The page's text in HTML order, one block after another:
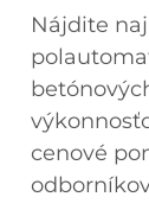
Nájdite
cenové